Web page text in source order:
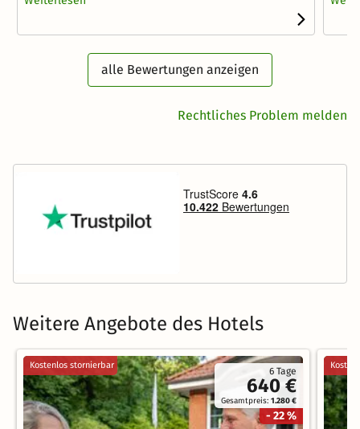
alle Bewertungen anzeigen
Rechtliches Problem melden
Weitere Angebote des Hotels
6 Tage
640 €
Gesamtpreis:1.280 €
- 22 %
Kostenlos stornierbar